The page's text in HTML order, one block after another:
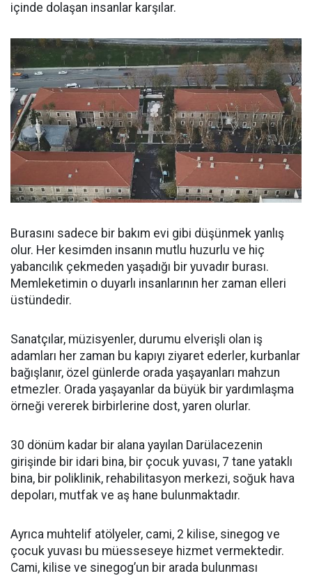
içinde dolaşan insanlar karşılar.
Burasını sadece bir bakım evi gibi düşünmek yanlış
olur. Her kesimden insanın mutlu huzurlu ve hiç
yabancılık çekmeden yaşadığı bir yuvadır burası.
Memleketimin o duyarlı insanlarının her zaman elleri
üstündedir.
Sanatçılar, müzisyenler, durumu elverişli olan iş
adamları her zaman bu kapıyı ziyaret ederler, kurbanlar
bağışlanır, özel günlerde orada yaşayanları mahzun
etmezler. Orada yaşayanlar da büyük bir yardımlaşma
örneği vererek birbirlerine dost, yaren olurlar.
30 dönüm kadar bir alana yayılan Darülacezenin
girişinde bir idari bina, bir çocuk yuvası, 7 tane yataklı
bina, bir poliklinik, rehabilitasyon merkezi, soğuk hava
depoları, mutfak ve aş hane bulunmaktadır.
Ayrıca muhtelif atölyeler, cami, 2 kilise, sinegog ve
çocuk yuvası bu müesseseye hizmet vermektedir.
Cami, kilise ve sinegog’un bir arada bulunması